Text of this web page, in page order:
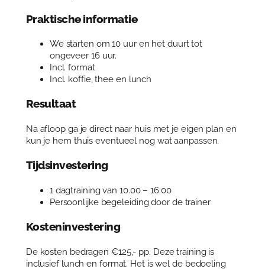
i
n
t
l
Praktische informatie
We starten om 10 uur en het duurt tot
ongeveer 16 uur.
Incl. format
Incl. koffie, thee en lunch
Resultaat
Na afloop ga je direct naar huis met je eigen plan en
kun je hem thuis eventueel nog wat aanpassen.
Tijdsinvestering
1 dagtraining van 10.00 – 16:00
Persoonlijke begeleiding door de trainer
Kosteninvestering
De kosten bedragen €125,- pp. Deze training is
inclusief lunch en format. Het is wel de bedoeling